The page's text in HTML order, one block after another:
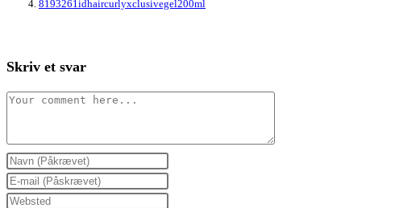
8193261idhaircurlyxclusivegel200ml
Skriv et svar
Comment
Enter
your
name
Enter
your
Enter